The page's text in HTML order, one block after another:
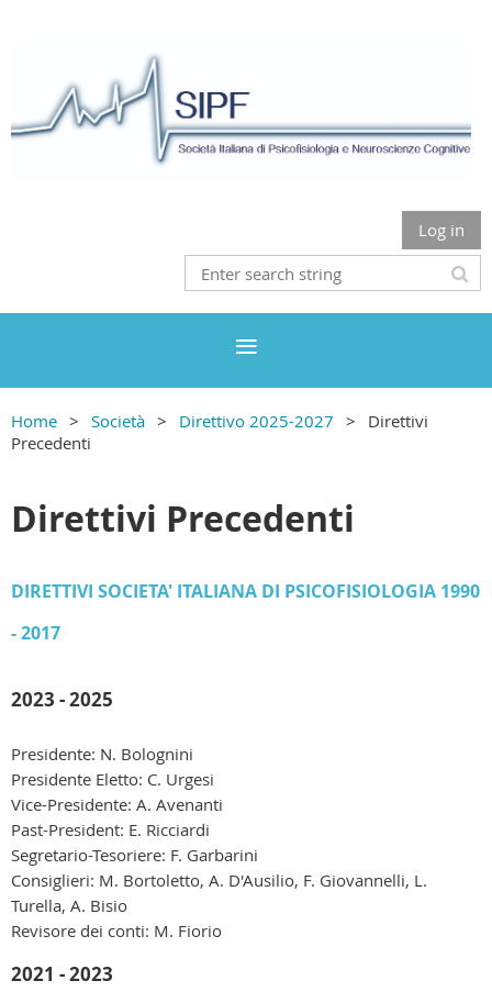
Log in
Home Società Direttivo 2025-2027
Direttivi
Precedenti
Direttivi Precedenti
DIRETTIVI SOCIETA' ITALIANA DI PSICOFISIOLOGIA 1990
- 2017
2023 - 2025
Presidente: N. Bolognini
Presidente Eletto: C. Urgesi
Vice-Presidente: A. Avenanti
Past-President: E. Ricciardi
Segretario-Tesoriere: F. Garbarini
Consiglieri: M. Bortoletto, A. D'Ausilio, F. Giovannelli, L.
Turella, A. Bisio
Revisore dei conti: M. Fiorio
2021 - 2023